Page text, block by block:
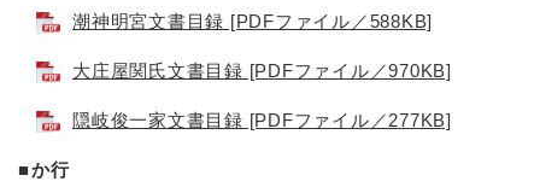
潮神明宮文書目録 [PDFファイル／588KB]
大庄屋関氏文書目録 [PDFファイル／970KB]
隠岐俊一家文書目録 [PDFファイル／277KB]
■か行